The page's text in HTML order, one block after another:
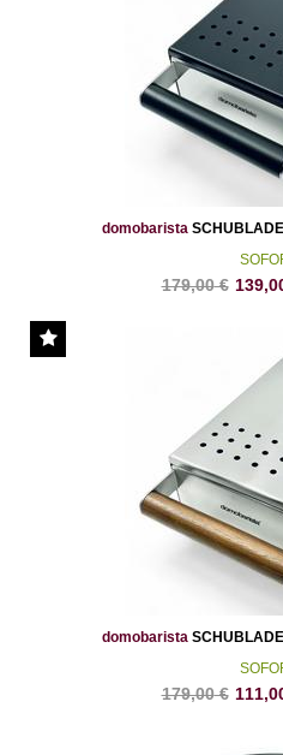
domobarista
179,00€
domobaristaSCHUBLADE
179,00€